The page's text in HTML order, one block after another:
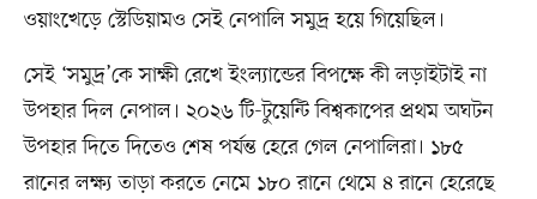
ওয়াংখেড়ে স্টেডিয়ামও সেই নেপালি সমুদ্র হয়ে গিয়েছিল।
সেই ‘সমুদ্র’কে সাক্ষী রেখে ইংল্যান্ডের বিপক্ষে কী লড়াইটাই না
উপহার দিল নেপাল। ২০২৬ টি-টুয়েন্টি বিশ্বকাপের প্রথম অঘটন
উপহার দিতে দিতেও শেষ পর্যন্ত হেরে গেল নেপালিরা। ১৮৫
রানের লক্ষ্য তাড়া করতে নেমে ১৮০ রানে থেমে ৪ রানে হেরেছে